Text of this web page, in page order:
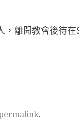
，離開教會後待
.